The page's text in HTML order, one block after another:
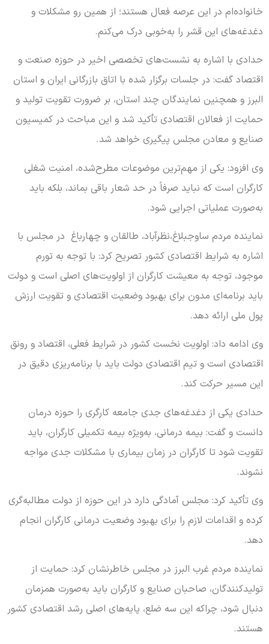
خانواده‌ام در این عرصه فعال هستند؛ از همین رو مشکلات و
دغدغه‌های این قشر را به‌خوبی درک می‌کنم.
حدادی با اشاره به نشست‌های تخصصی اخیر در حوزه صنعت و
اقتصاد گفت: در جلسات برگزار شده با اتاق بازرگانی ایران و استان
البرز و همچنین نمایندگان چند استان، بر ضرورت تقویت تولید و
حمایت از فعالان اقتصادی تأکید شد و این مباحث در کمیسیون
صنایع و معادن مجلس پیگیری خواهد شد.
وی افزود: یکی از مهم‌ترین موضوعات مطرح‌شده، امنیت شغلی
کارگران است که نباید صرفاً در حد شعار باقی بماند، بلکه باید
به‌صورت عملیاتی اجرایی شود.
نماینده مردم ساوجبلاغ،نظرآباد، طالقان و چهارباغ در مجلس با
اشاره به شرایط اقتصادی کشور تصریح کرد: با توجه به تورم
موجود، توجه به معیشت کارگران از اولویت‌های اصلی است و دولت
باید برنامه‌ای مدون برای بهبود وضعیت اقتصادی و تقویت ارزش
پول ملی ارائه دهد.
وی ادامه داد: اولویت نخست کشور در شرایط فعلی، اقتصاد و رونق
اقتصادی است و تیم اقتصادی دولت باید با برنامه‌ریزی دقیق در
این مسیر حرکت کند.
حدادی یکی از دغدغه‌های جدی جامعه کارگری را حوزه درمان
دانست و گفت: بیمه درمانی، به‌ویژه بیمه تکمیلی کارگران، باید
تقویت شود تا کارگران در زمان بیماری با مشکلات جدی مواجه
نشوند.
وی تأکید کرد: مجلس آمادگی دارد در این حوزه از دولت مطالبه‌گری
کرده و اقدامات لازم را برای بهبود وضعیت درمانی کارگران انجام
دهد.
نماینده مردم غرب البرز در مجلس خاطرنشان کرد: حمایت از
تولیدکنندگان، صاحبان صنایع و کارگران باید به‌صورت همزمان
دنبال شود، چراکه این سه ضلع، پایه‌های اصلی رشد اقتصادی کشور
هستند.